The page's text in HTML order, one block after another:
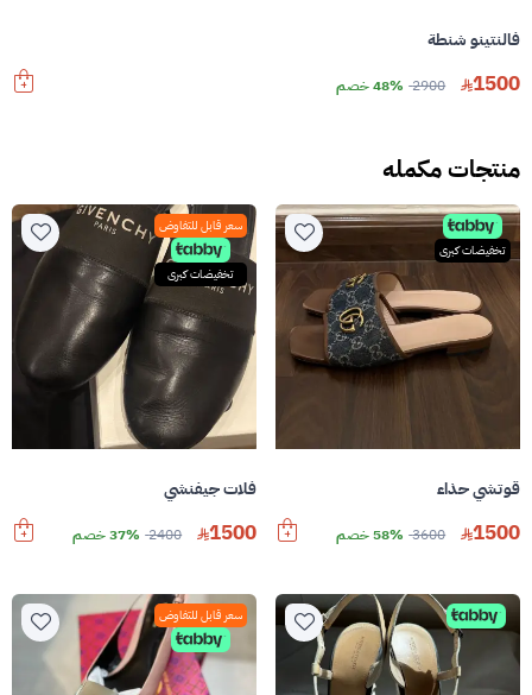
فالنتينو شنطة
1500
2900 48% خصم
منتجات مكمله
تخفيضات كبرى
قوتشي حذاء
1500
3600 58% خصم
سعر قابل للتفاوض
تخفيضات كبرى
فلات جيفنشي
1500
2400 37% خصم
سعر قابل للتفاوض